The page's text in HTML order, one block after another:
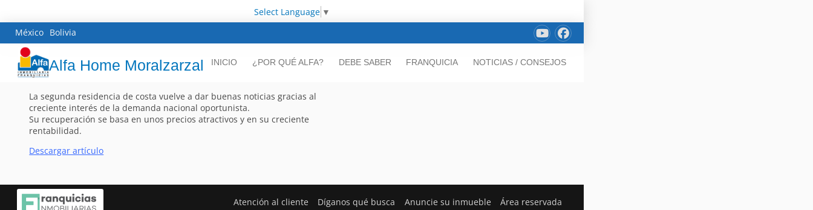
Select Language ▼
México Bolivia
Alfa Home Moralzarzal INICIO ¿POR QUÉ ALFA? DEBE SABER FRANQUICIA NOTICIAS / CONSEJOS
La segunda residencia de costa vuelve a dar buenas noticias gracias al
creciente interés de la demanda nacional oportunista.
Su recuperación se basa en unos precios atractivos y en su creciente
rentabilidad.
Descargar artículo
Atención al cliente Díganos qué busca Anuncie su inmueble Área reservada